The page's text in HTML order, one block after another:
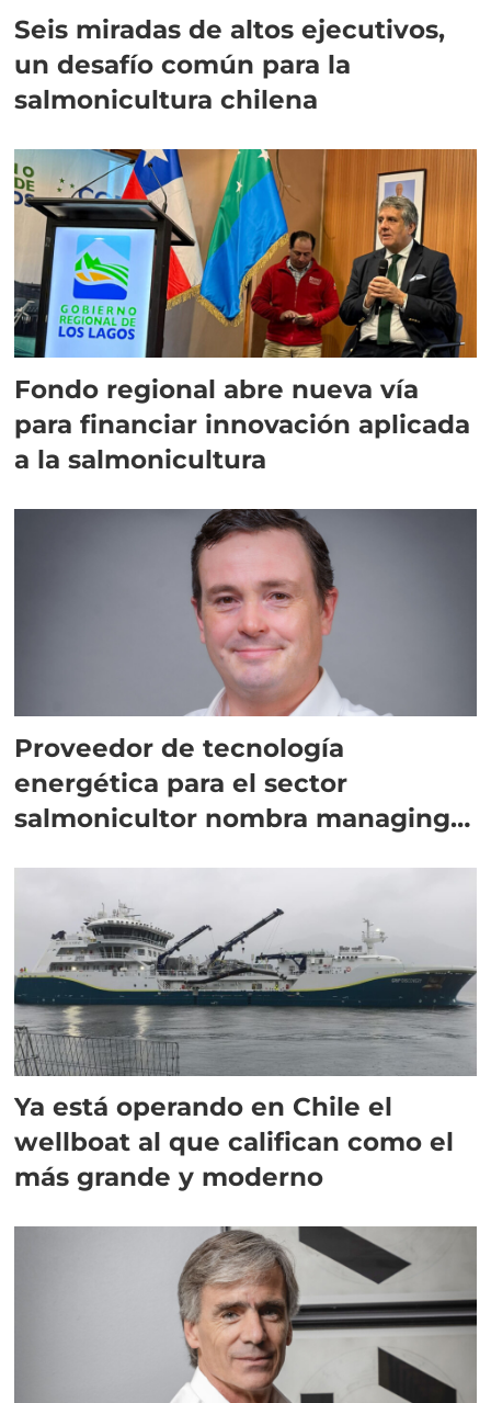
Seis miradas de altos ejecutivos,
un desafío común para la
salmonicultura chilena
Fondo regional abre nueva vía
para financiar innovación aplicada
a la salmonicultura
Proveedor de tecnología
energética para el sector
salmonicultor nombra managing
Ya está operando en Chile el
wellboat al que califican como el
más grande y moderno